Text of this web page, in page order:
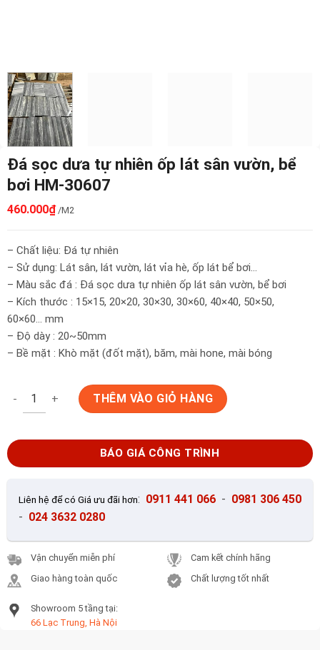
Đá sọc dưa tự nhiên ốp lát sân vườn, bể
bơi HM-30607
460.000₫/M2
– Chất liệu: Đá tự nhiên
– Sử dụng: Lát sân, lát vườn, lát vỉa hè, ốp lát bể bơi…
– Màu sắc đá : Đá sọc dưa tự nhiên ốp lát sân vườn, bể bơi
– Kích thước : 15×15, 20×20, 30×30, 30×60, 40×40, 50×50,
60×60… mm
– Độ dày : 20~50mm
– Bề mặt : Khò mặt (đốt mặt), băm, mài hone, mài bóng
Đá sọc dưa tự nhiên ốp lát sân vườn, bể bơi HM-30607 số
THÊM VÀO GIỎ HÀNG
BÁO GIÁ CÔNG TRÌNH
Liên hệ để có Giá ưu đãi hơn: 0911 441 066 - 0981 306 450
- 024 3632 0280
Vận chuyển miễn phí
Giao hàng toàn quốc
Cam kết chính hãng
Chất lượng tốt nhất
Showroom 5 tầng tại:
66 Lạc Trung, Hà Nội